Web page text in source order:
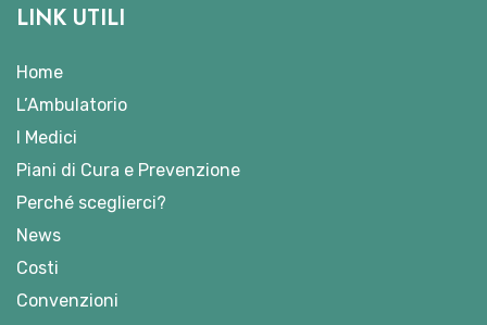
LINK UTILI
Home
L’Ambulatorio
I Medici
Piani di Cura e Prevenzione
Perché sceglierci?
News
Costi
Convenzioni